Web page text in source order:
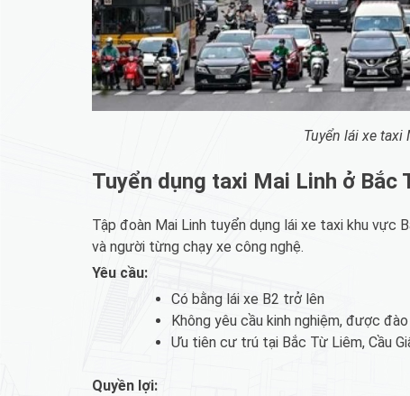
Tuyển lái xe
Tuyển dụng taxi Mai Linh ở Bắc
Tập đoàn Mai Linh tuyển dụng lái xe taxi khu vực
và người từng chạy xe công nghệ.
Yêu cầu:
Có bằng lái xe B2 trở lên
Không yêu cầu kinh nghiệm, được
Ưu tiên cư trú tại Bắc Từ Liêm, Cầu
Quyền lợi: